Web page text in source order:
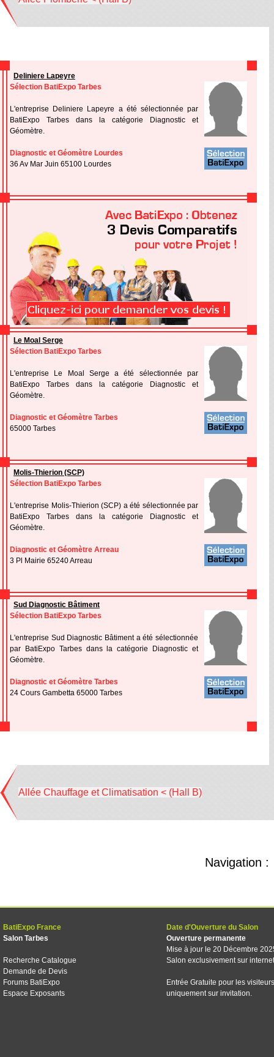
Deliniere Lapeyre
Sélection BatiExpo Tarbes
L'entreprise Deliniere Lapeyre a été sélectionnée par
BatiExpo Tarbes dans la catégorie Diagnostic et
Géomètre.
Diagnostic et Géomètre Lourdes
36 Av Mar Juin 65100 Lourdes
Le Moal Serge
Sélection BatiExpo Tarbes
L'entreprise Le Moal Serge a été sélectionnée par
BatiExpo Tarbes dans la catégorie Diagnostic et
Géomètre.
Diagnostic et Géomètre Tarbes
65000 Tarbes
Molis-Thierion (SCP)
Sélection BatiExpo Tarbes
L'entreprise Molis-Thierion (SCP) a été sélectionnée par
BatiExpo Tarbes dans la catégorie Diagnostic et
Géomètre.
Diagnostic et Géomètre Arreau
3 Pl Mairie 65240 Arreau
Sud Diagnostic Bâtiment
Sélection BatiExpo Tarbes
L'entreprise Sud Diagnostic Bâtiment a été sélectionnée
par BatiExpo Tarbes dans la catégorie Diagnostic et
Géomètre.
Diagnostic et Géomètre Tarbes
24 Cours Gambetta 65000 Tarbes
Allée Chauffage et Climatisation < (Hall B)
Navigation :
BatiExpo France
Salon Tarbes
Recherche Catalogue
Demande de Devis
Forums BatiExpo
Espace Exposants
Date d'Ouverture du Salon
Ouverture permanente
Mise à jour le 20 Décembre
Salon exclusivement sur internet
Entrée Gratuite pour les visiteurs
uniquement sur invitation.